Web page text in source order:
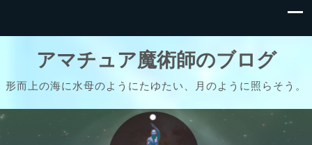
アマチュア魔術師のブログ
形而上の海に水母のようにたゆたい、月のように照らそう。